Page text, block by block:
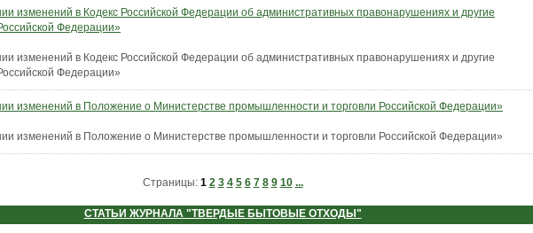
изменений в Кодекс Российской Федерации об административных правонарушениях и другие
Федерации»
изменений в Кодекс Российской Федерации об административных правонарушениях и другие
Федерации»
изменений в Положение о Министерстве промышленности и торговли Российской Федерации»
изменений в Положение о Министерстве промышленности и торговли Российской Федерации»
Страницы: 1 2 3 4 5 6 7 8 9 10 ...
СТАТЬИ ЖУРНАЛА "ТВЕРДЫЕ БЫТОВЫЕ ОТХОДЫ"